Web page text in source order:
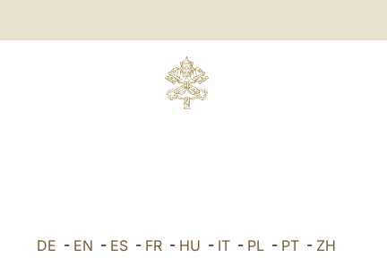
DE - EN - ES - FR - HU - IT - PL - PT - ZH